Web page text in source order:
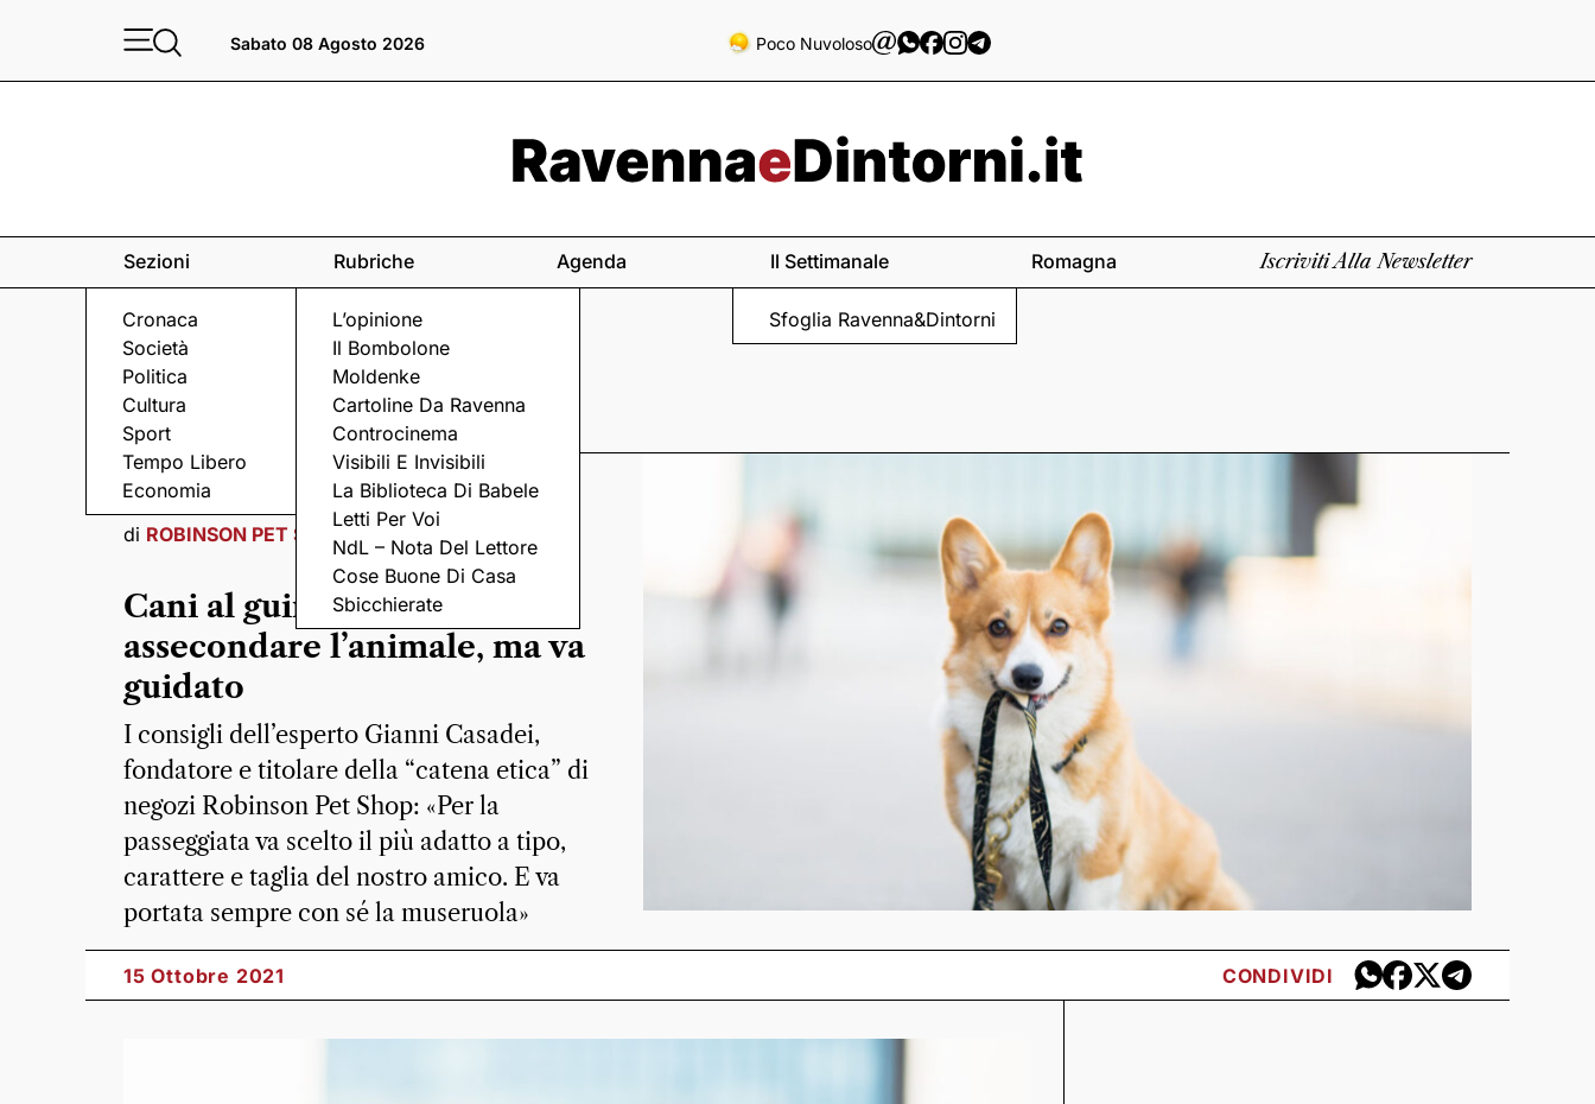
Sabato 08 Agosto 2026 Poco Nuvoloso
Sezioni
Cronaca
Società
Politica
Cultura
Sport
Tempo Libero
Economia
Rubriche
L’opinione
Il Bombolone
Moldenke
Cartoline Da Ravenna
Controcinema
Visibili E Invisibili
La Biblioteca Di Babele
Letti Per Voi
NdL – Nota Del Lettore
Cose Buone Di Casa
Sbicchierate
Agenda Il Settimanale
Sfoglia Ravenna&Dintorni
Romagna Iscriviti Alla Newsletter
CONTENUTO SPONSORIZZATO
di ROBINSON PET SHOP
Cani al guinzaglio: bene
assecondare l’animale, ma va
guidato
I consigli dell’esperto Gianni Casadei,
fondatore e titolare della “catena etica” di
negozi Robinson Pet Shop: «Per la
passeggiata va scelto il più adatto a tipo,
carattere e taglia del nostro amico. E va
portata sempre con sé la museruola»
15 Ottobre 2021 CONDIVIDI